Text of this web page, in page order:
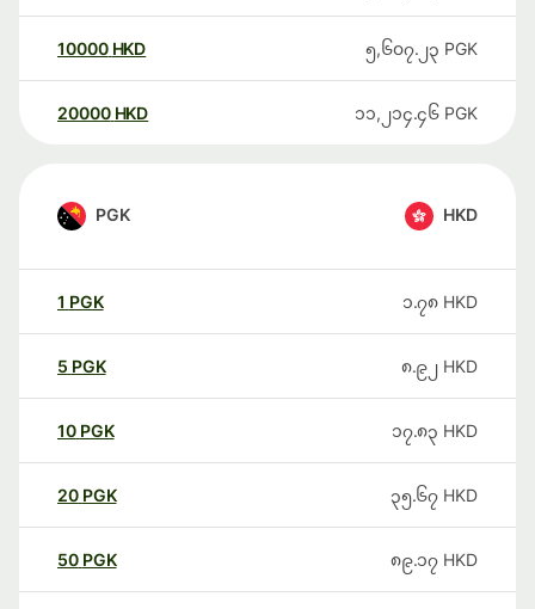
10000 HKD ၅,၆၀၇.၂၃ PGK
20000 HKD ၁၁,၂၁၄.၄၆ PGK
PGK HKD
1 PGK ၁.၇၈ HKD
5 PGK ၈.၉၂ HKD
10 PGK ၁၇.၈၃ HKD
20 PGK ၃၅.၆၇ HKD
50 PGK ၈၉.၁၇ HKD